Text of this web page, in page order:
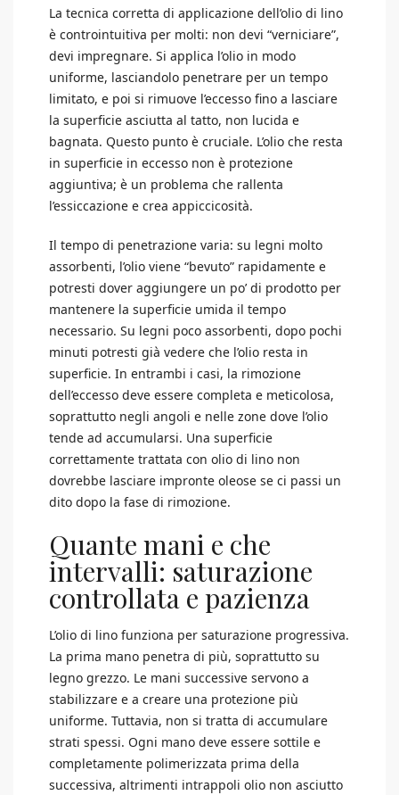
La tecnica corretta di applicazione dell’olio di lino
è controintuitiva per molti: non devi “verniciare”,
devi impregnare. Si applica l’olio in modo
uniforme, lasciandolo penetrare per un tempo
limitato, e poi si rimuove l’eccesso fino a lasciare
la superficie asciutta al tatto, non lucida e
bagnata. Questo punto è cruciale. L’olio che resta
in superficie in eccesso non è protezione
aggiuntiva; è un problema che rallenta
l’essiccazione e crea appiccicosità.
Il tempo di penetrazione varia: su legni molto
assorbenti, l’olio viene “bevuto” rapidamente e
potresti dover aggiungere un po’ di prodotto per
mantenere la superficie umida il tempo
necessario. Su legni poco assorbenti, dopo pochi
minuti potresti già vedere che l’olio resta in
superficie. In entrambi i casi, la rimozione
dell’eccesso deve essere completa e meticolosa,
soprattutto negli angoli e nelle zone dove l’olio
tende ad accumularsi. Una superficie
correttamente trattata con olio di lino non
dovrebbe lasciare impronte oleose se ci passi un
dito dopo la fase di rimozione.
Quante mani e che
intervalli: saturazione
controllata e pazienza
L’olio di lino funziona per saturazione progressiva.
La prima mano penetra di più, soprattutto su
legno grezzo. Le mani successive servono a
stabilizzare e a creare una protezione più
uniforme. Tuttavia, non si tratta di accumulare
strati spessi. Ogni mano deve essere sottile e
completamente polimerizzata prima della
successiva, altrimenti intrappoli olio non asciutto